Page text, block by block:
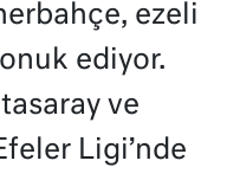
ezeli
ediyor.
ve
Ligi’nde